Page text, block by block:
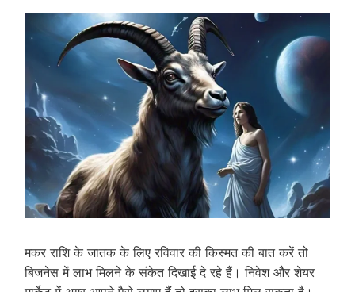
मकर राशि के जातक के लिए रविवार की किस्मत की बात करें तो
बिजनेस में लाभ मिलने के संकेत दिखाई दे रहे हैं। निवेश और शेयर